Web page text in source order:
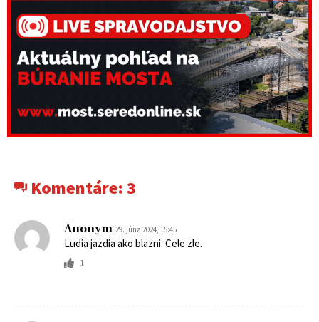
Komentáre:3
Anonym 29. júna 2024, 15:45
Ludia jazdia ako blazni. Cele zle.
1